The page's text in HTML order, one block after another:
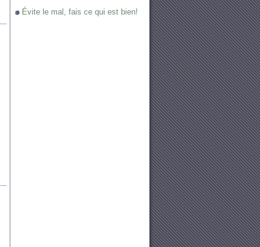
Évite le mal, fais ce qui est bien!